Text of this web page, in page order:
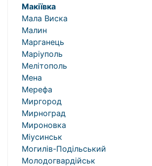
Макіївка
Мала Виска
Малин
Марганець
Маріуполь
Мелітополь
Мена
Мерефа
Миргород
Мирноград
Мироновка
Міусинськ
Могилів-Подільський
Молодогвардійськ